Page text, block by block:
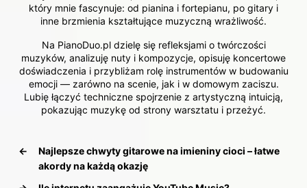
który mnie fascynuje: od pianina i fortepianu, po gitary i
inne brzmienia kształtujące muzyczną wrażliwość.
Na PianoDuo.pl dzielę się refleksjami o twórczości
muzyków, analizuję nuty i kompozycje, opisuję koncertowe
doświadczenia i przybliżam rolę instrumentów w budowaniu
emocji — zarówno na scenie, jak i w domowym zaciszu.
Lubię łączyć techniczne spojrzenie z artystyczną intuicją,
pokazując muzykę od strony warsztatu i przeżyć.
←
Najlepsze chwyty gitarowe na imieniny cioci – łatwe
akordy na każdą okazję